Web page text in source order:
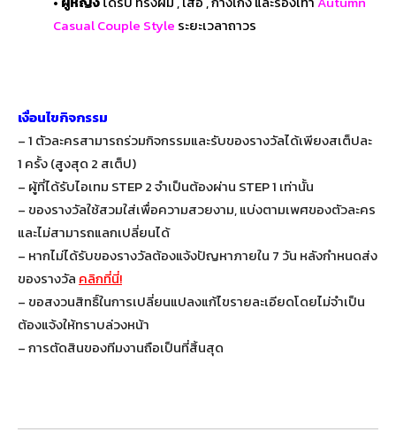
Casual Couple Style ระยะเวลาถาวร
เงื่อนไขกิจกรรม
– 1 ตัวละครสามารถร่วมกิจกรรมและรับของรางวัลได้เพียงสเต็ปละ
1 ครั้ง (สูงสุด 2 สเต็ป)
– ผู้ที่ได้รับไอเทม STEP 2 จำเป็นต้องผ่าน STEP 1 เท่านั้น
– ของรางวัลใช้สวมใส่เพื่อความสวยงาม, แบ่งตามเพศของตัวละคร
และไม่สามารถแลกเปลี่ยนได้
– หากไม่ได้รับของรางวัลต้องแจ้งปัญหาภายใน 7 วัน หลังกำหนดส่ง
ของรางวัล คลิกที่นี่!
– ขอสงวนสิทธิ์ในการเปลี่ยนแปลงแก้ไขรายละเอียดโดยไม่จำเป็น
ต้องแจ้งให้ทราบล่วงหน้า
– การตัดสินของทีมงานถือเป็นที่สิ้นสุด